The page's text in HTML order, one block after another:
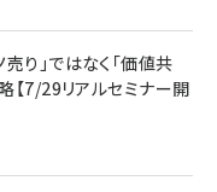
り」ではなく「価値共
【7/29リアルセミナー開